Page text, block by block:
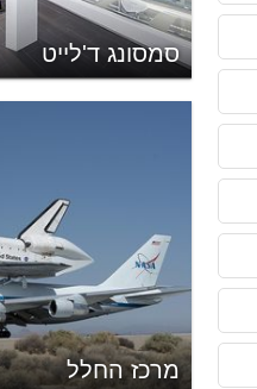
סמסונג ד'לייט
מרכז החלל